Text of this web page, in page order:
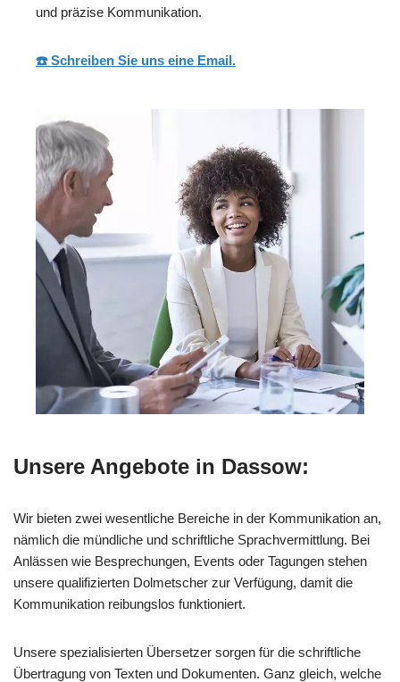
und präzise Kommunikation.
☎️ Schreiben Sie uns eine Email.
Unsere Angebote in Dassow:
Wir bieten zwei wesentliche Bereiche in der Kommunikation an,
nämlich die mündliche und schriftliche Sprachvermittlung. Bei
Anlässen wie Besprechungen, Events oder Tagungen stehen
unsere qualifizierten Dolmetscher zur Verfügung, damit die
Kommunikation reibungslos funktioniert.
Unsere spezialisierten Übersetzer sorgen für die schriftliche
Übertragung von Texten und Dokumenten. Ganz gleich, welche